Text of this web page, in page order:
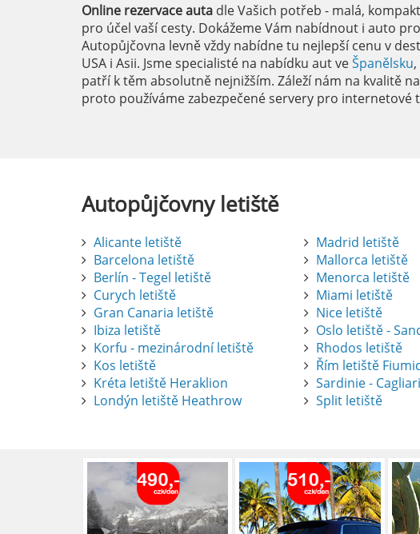
Online rezervace auta dle Vašich potřeb - malá,
pro účel vaší cesty. Dokážeme Vám nabídnout i auto
Autopůjčovna levně vždy nabídne tu nejlepší cenu v
USA i Asii. Jsme specialisté na nabídku aut veŠpanělsku
patří k těm absolutně nejnižším. Záleží nám na kvalitě
proto používáme zabezpečené servery pro internetové
Autopůjčovnyletiště
Alicante letiště
Barcelona letiště
Berlín - Tegel letiště
Curych letiště
Gran Canaria letiště
Ibiza letiště
Korfu - mezinárodní letiště
Kos letiště
Kréta letiště Heraklion
Londýn letiště Heathrow
Madrid letiště
Mallorca letiště
Menorca letiště
Miami letiště
Nice letiště
Oslo letiště -
Rhodos letiště
Řím letiště
Sardinie -
Split letiště
Pronájem auta na letišti Alicante
Půjčení auta na letišti v Alicante je
číst :
celý článek